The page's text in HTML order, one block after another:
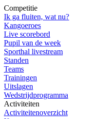
Competitie
Ik ga fluiten, wat nu?
Kangoeroes
Live scorebord
Pupil van de week
Sporthal livestream
Standen
Teams
Trainingen
Uitslagen
Wedstrijdprogramma
Activiteiten
Activiteitenoverzicht